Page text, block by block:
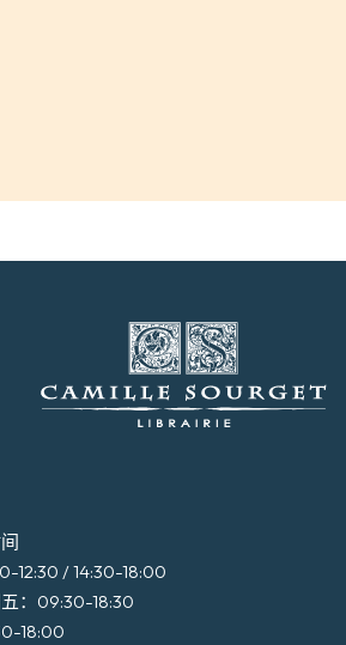
12:30 / 14:30-18:00
：09:30-18:30
18:00